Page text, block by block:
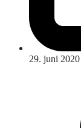
29. juni 2020